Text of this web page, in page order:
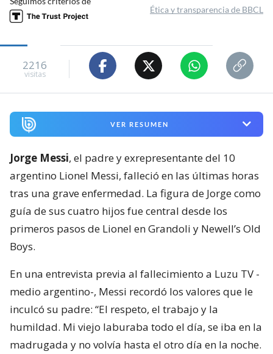
Ética y transparencia de BBCL
2216
visitas
VER RESUMEN
Jorge Messi, el padre y exrepresentante del 10
argentino Lionel Messi, falleció en las últimas horas
tras una grave enfermedad. La figura de Jorge como
guía de sus cuatro hijos fue central desde los
primeros pasos de Lionel en Grandoli y Newell’s Old
Boys.
En una entrevista previa al fallecimiento a Luzu TV -
medio argentino-, Messi recordó los valores que le
inculcó su padre: “El respeto, el trabajo y la
humildad. Mi viejo laburaba todo el día, se iba en la
madrugada y no volvía hasta el otro día en la noche.